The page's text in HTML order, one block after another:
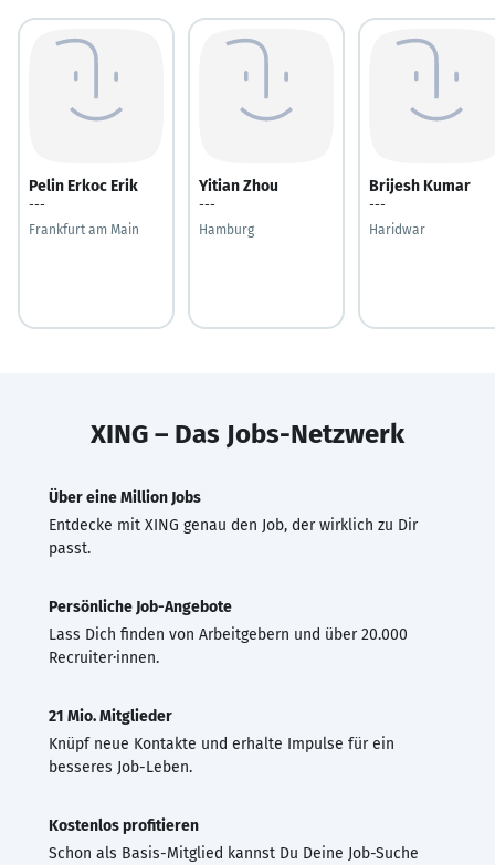
Pelin Erkoc Erik
---
Frankfurt am Main
Yitian Zhou
---
Hamburg
Brijesh Kumar
---
Haridwar
XING – Das Jobs-Netzwerk
Über eine Million Jobs
Entdecke mit XING genau den Job, der wirklich zu Dir
passt.
Persönliche Job-Angebote
Lass Dich finden von Arbeitgebern und über 20.000
Recruiter·innen.
21 Mio. Mitglieder
Knüpf neue Kontakte und erhalte Impulse für ein
besseres Job-Leben.
Kostenlos profitieren
Schon als Basis-Mitglied kannst Du Deine Job-Suche